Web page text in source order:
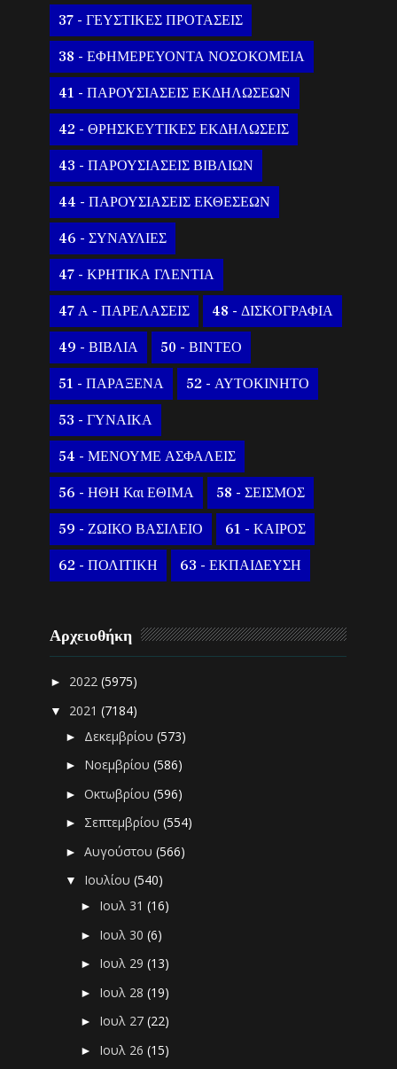
37 - ΓΕΥΣΤΙΚΕΣ ΠΡΟΤΑΣΕΙΣ
38 - ΕΦΗΜΕΡΕΥΟΝΤΑ ΝΟΣΟΚΟΜΕΙΑ
41 - ΠΑΡΟΥΣΙΑΣΕΙΣ ΕΚΔΗΛΩΣΕΩΝ
42 - ΘΡΗΣΚΕΥΤΙΚΕΣ ΕΚΔΗΛΩΣΕΙΣ
43 - ΠΑΡΟΥΣΙΑΣΕΙΣ ΒΙΒΛΙΩΝ
44 - ΠΑΡΟΥΣΙΑΣΕΙΣ ΕΚΘΕΣΕΩΝ
46 - ΣΥΝΑΥΛΙΕΣ
47 - ΚΡΗΤΙΚΑ ΓΛΕΝΤΙΑ
47 Α - ΠΑΡΕΛΑΣΕΙΣ 48 - ΔΙΣΚΟΓΡΑΦΙΑ
49 - ΒΙΒΛΙΑ 50 - ΒΙΝΤΕΟ
51 - ΠΑΡΑΞΕΝΑ 52 - ΑΥΤΟΚΙΝΗΤΟ
53 - ΓΥΝΑΙΚΑ
54 - ΜΕΝΟΥΜΕ ΑΣΦΑΛΕΙΣ
56 - ΗΘΗ Και ΕΘΙΜΑ 58 - ΣΕΙΣΜΟΣ
59 - ΖΩΙΚΟ ΒΑΣΙΛΕΙΟ 61 - ΚΑΙΡΟΣ
62 - ΠΟΛΙΤΙΚΗ 63 - ΕΚΠΑΙΔΕΥΣΗ
Αρχειοθήκη
► 2022(5975)
▼ 2021(7184)
► Δεκεμβρίου(573)
► Νοεμβρίου(586)
►Οκτωβρίου(596)
► Σεπτεμβρίου(554)
►Αυγούστου(566)
▼ Ιουλίου(540)
► Ιουλ 31(16)
► Ιουλ 30(6)
► Ιουλ 29(13)
► Ιουλ 28(19)
► Ιουλ 27(22)
► Ιουλ 26(15)